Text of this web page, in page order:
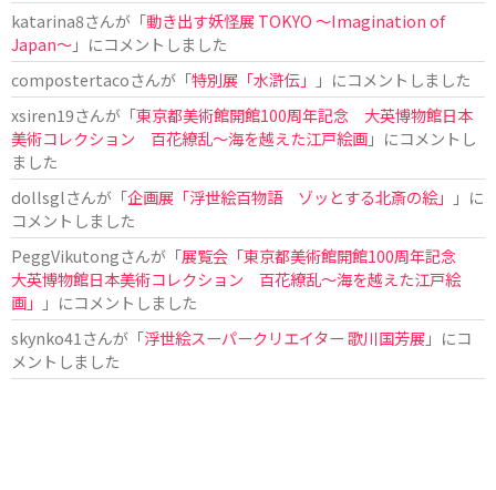
katarina8さんが「動き出す妖怪展 TOKYO 〜Imagination of
Japan〜」にコメントしました
compostertacoさんが「特別展「水滸伝」
」にコメントしました
xsiren19さんが「東京都美術館開館100周年記念 大英博物館日本
美術コレクション 百花繚乱～海を越えた江戸絵画」にコメントし
ました
dollsglさんが「企画展「浮世絵百物語 ゾッとする北斎の絵」
」に
コメントしました
PeggVikutongさんが「展覧会「東京都美術館開館100周年記念
大英博物館日本美術コレクション 百花繚乱〜海を越えた江戸絵
画」
」にコメントしました
skynko41 さんが「浮世絵スーパークリエイター 歌川国芳展 」にコ
メントしました